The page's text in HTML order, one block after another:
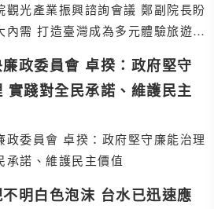
觀光產業振興諮詢會議 鄭副院長盼
內需 打造臺灣成為多元體驗旅遊好
政委員會 卓揆：政府堅守
實踐對全民承諾、維護民主
政委員會 卓揆：政府堅守廉能治理
承諾、維護民主價值
明白色泡沫 台水已迅速應